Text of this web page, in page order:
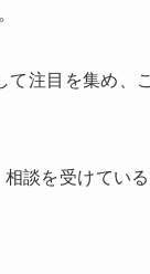
注目を集め、
談を受けている